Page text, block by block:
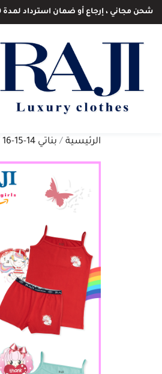
شحن مجاني ، إرجاع أو ضمان استرداد لمدة 30 يومًا.
الرئيسية / بناتي 14-15-16